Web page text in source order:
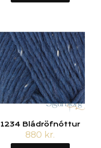
1234 Bládröfnóttur
880 kr.